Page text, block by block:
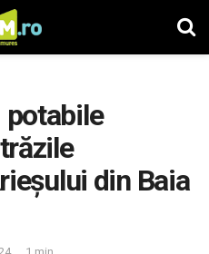
potabile
din Baia